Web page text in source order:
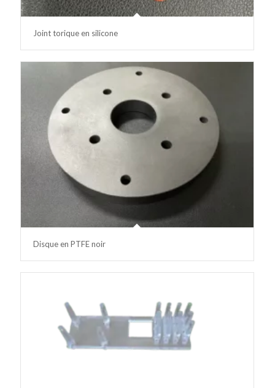
Joint torique en silicone
Disque en PTFE noir